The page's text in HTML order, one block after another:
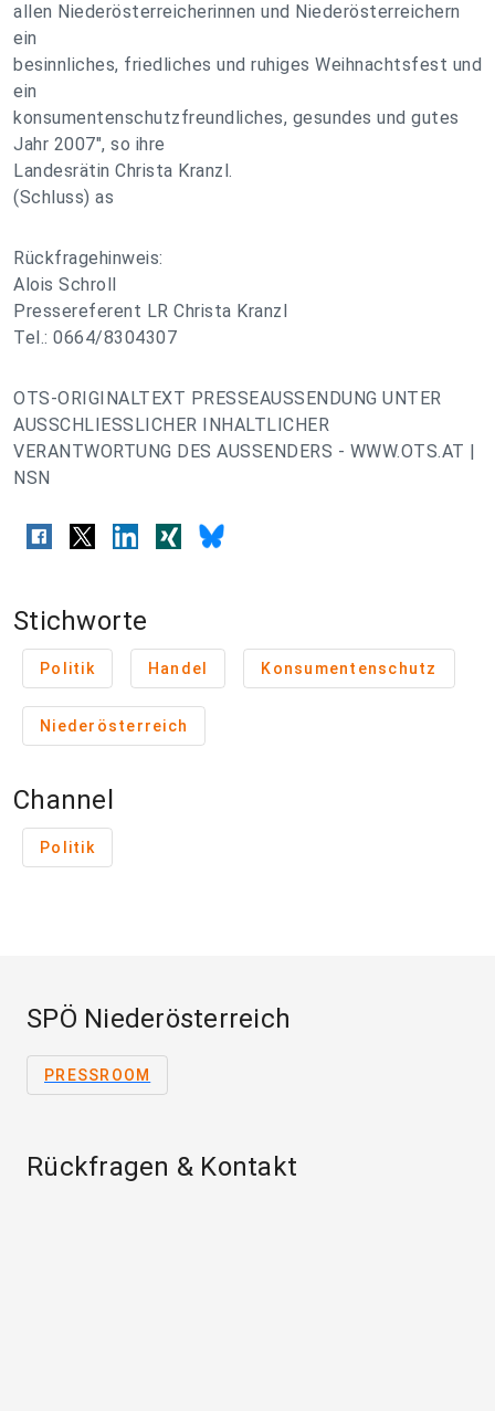
allen Niederösterreicherinnen und Niederösterreichern
ein
besinnliches, friedliches und ruhiges Weihnachtsfest und
ein
konsumentenschutzfreundliches, gesundes und gutes
Jahr 2007", so ihre
Landesrätin Christa Kranzl.
(Schluss) as
Rückfragehinweis:
Alois Schroll
Pressereferent LR Christa Kranzl
Tel.: 0664/8304307
OTS-ORIGINALTEXT PRESSEAUSSENDUNG UNTER
AUSSCHLIESSLICHER INHALTLICHER
VERANTWORTUNG DES AUSSENDERS - WWW.OTS.AT |
NSN
Stichworte
Politik Handel Konsumentenschutz
Niederösterreich
Channel
Politik
SPÖ Niederösterreich
PRESSROOM
Rückfragen & Kontakt